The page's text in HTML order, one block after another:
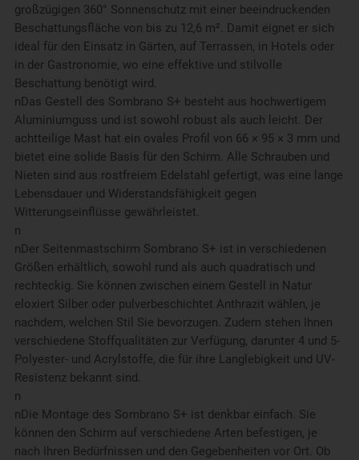
großzügigen 360° Sonnenschutz mit einer beeindruckenden
Beschattungsfläche von bis zu 12,6 m². Damit eignet er sich
ideal für den Einsatz in Gärten, auf Terrassen, in Hotels oder
in der Gastronomie, wo eine effektive und stilvolle
Beschattung benötigt wird.
nDas Gestell des Sombrano S+ besteht aus hochwertigem
Aluminiumguss und ist sowohl robust als auch leicht. Der
achtteilige Mast hat ein ovales Profil von 66 × 95 × 3 mm und
bietet eine solide Basis für den Schirm. Alle Schrauben und
Nieten sind aus rostfreiem Edelstahl gefertigt, was eine lange
Lebensdauer und Widerstandsfähigkeit gegen
Witterungseinflüsse gewährleistet.
n
nDer Seitenmastschirm Sombrano S+ ist in verschiedenen
Größen erhältlich, sowohl rund als auch quadratisch und
rechteckig. Sie können zwischen einem Gestell in Natur
eloxiert Silber oder pulverbeschichtet Anthrazit wählen, je
nachdem, welchen Stil Sie bevorzugen. Zudem stehen Ihnen
verschiedene Stoffqualitäten zur Verfügung, darunter 4 und 5-
Polyester- und Acrylstoffe, die für ihre Langlebigkeit und UV-
Resistenz bekannt sind.
n
nDie Montage des Sombrano S+ ist denkbar einfach. Sie
können den Schirm auf verschiedene Arten befestigen, je
nach Ihren Bedürfnissen und den Gegebenheiten vor Ort. Ob